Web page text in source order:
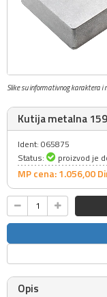
Slike su informativnog karaktera i
Kutija metalna
Ident: 065875
Status:
proizvod je
MP cena: 1.056,00
Opis